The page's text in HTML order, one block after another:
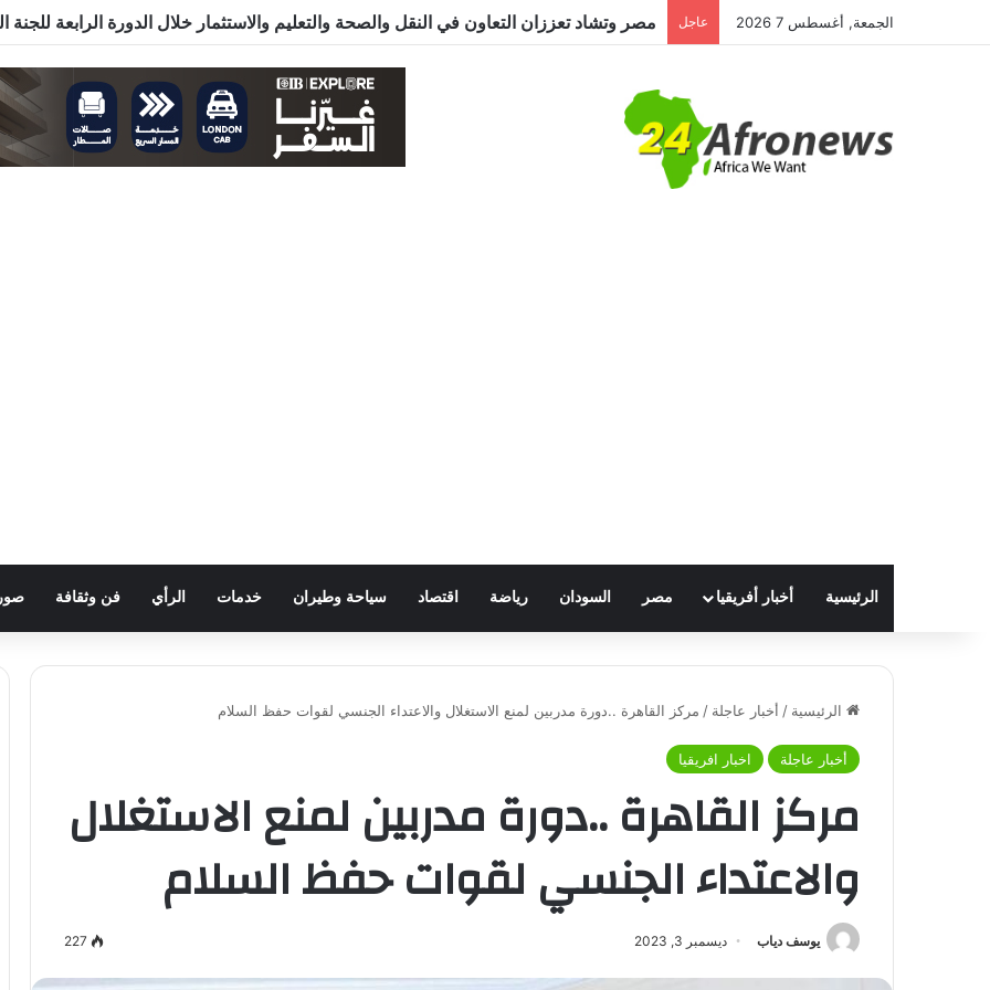
الجمعة, أغسطس 7 2026 عاجل مصر وتشاد تعززان التعاون في النقل والصحة والتعليم والاستثمار خلال الدورة الرابعة للجنة
الرئيسية أخبار أفريقيا مصر السودان رياضة اقتصاد سياحة وطيران خدمات الرأي فن وثقافة
الرئيسية / أخبار عاجلة / مركز القاهرة ..دورة مدربين لمنع الاستغلال والاعتداء الجنسي لقوات حفظ السلام
أخبار عاجلة اخبار افريقيا
مركز القاهرة ..دورة مدربين لمنع الاستغلال
والاعتداء الجنسي لقوات حفظ السلام
يوسف دياب ديسمبر 3, 2023 227